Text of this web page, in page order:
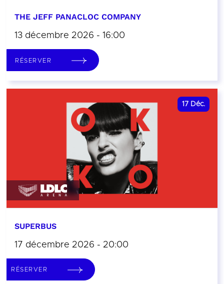
THE JEFF PANACLOC COMPANY
13 décembre 2026 - 16:00
RÉSERVER
17 Déc.
SUPERBUS
17 décembre 2026 - 20:00
RÉSERVER